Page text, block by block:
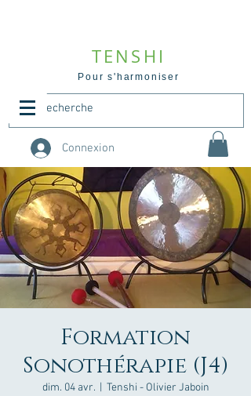
TENSHI
Pour s'harmoniser
Connexion
Formation
Sonothérapie (J4)
dim. 04 avr.
  |
Tenshi - Olivier Jaboin